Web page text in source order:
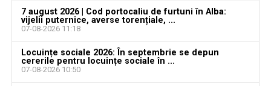
Jaf de peste 300.000 de euro, la Teiuș. Familia
păgubită susține că ancheta bate pasul pe loc, la
aproape o lună de la spargere
Locuri de muncă în Sântimbru, disponibile la 4
7 august 2026 | Cod portocaliu de furtuni în Alba:
vijelii puternice, averse torențiale, ...
07-08-2026 11:18
Locuințe sociale 2026: În septembrie se depun
cererile pentru locuințe sociale în ...
07-08-2026 10:50